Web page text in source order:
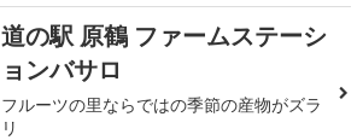
道の駅 原鶴 ファームステーシ
ョンバサロ
フルーツの里ならではの季節の産物がズラ
リ